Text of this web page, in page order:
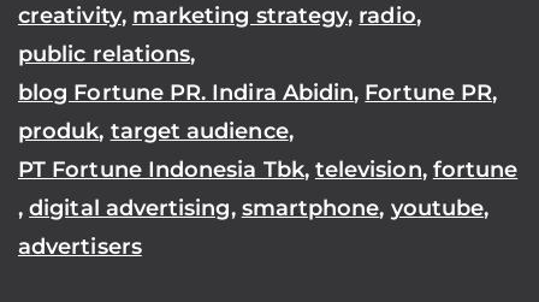
creativity, marketing strategy, radio,
public relations,
blog Fortune PR. Indira Abidin, Fortune PR,
produk, target audience,
PT Fortune Indonesia Tbk, television, fortune
,digital advertising, smartphone, youtube,
advertisers